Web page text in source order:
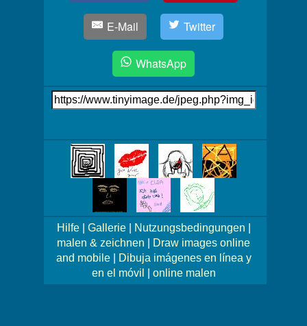
E-Mail Twitter
WhatsApp
Link
auf's
Bilder!
Hilfe| Gallerie| Nutzungsbedingungen
malen & zeichnen
Draw images online
and mobile|
Dibuja imágenes en línea y
en el móvil
online malen